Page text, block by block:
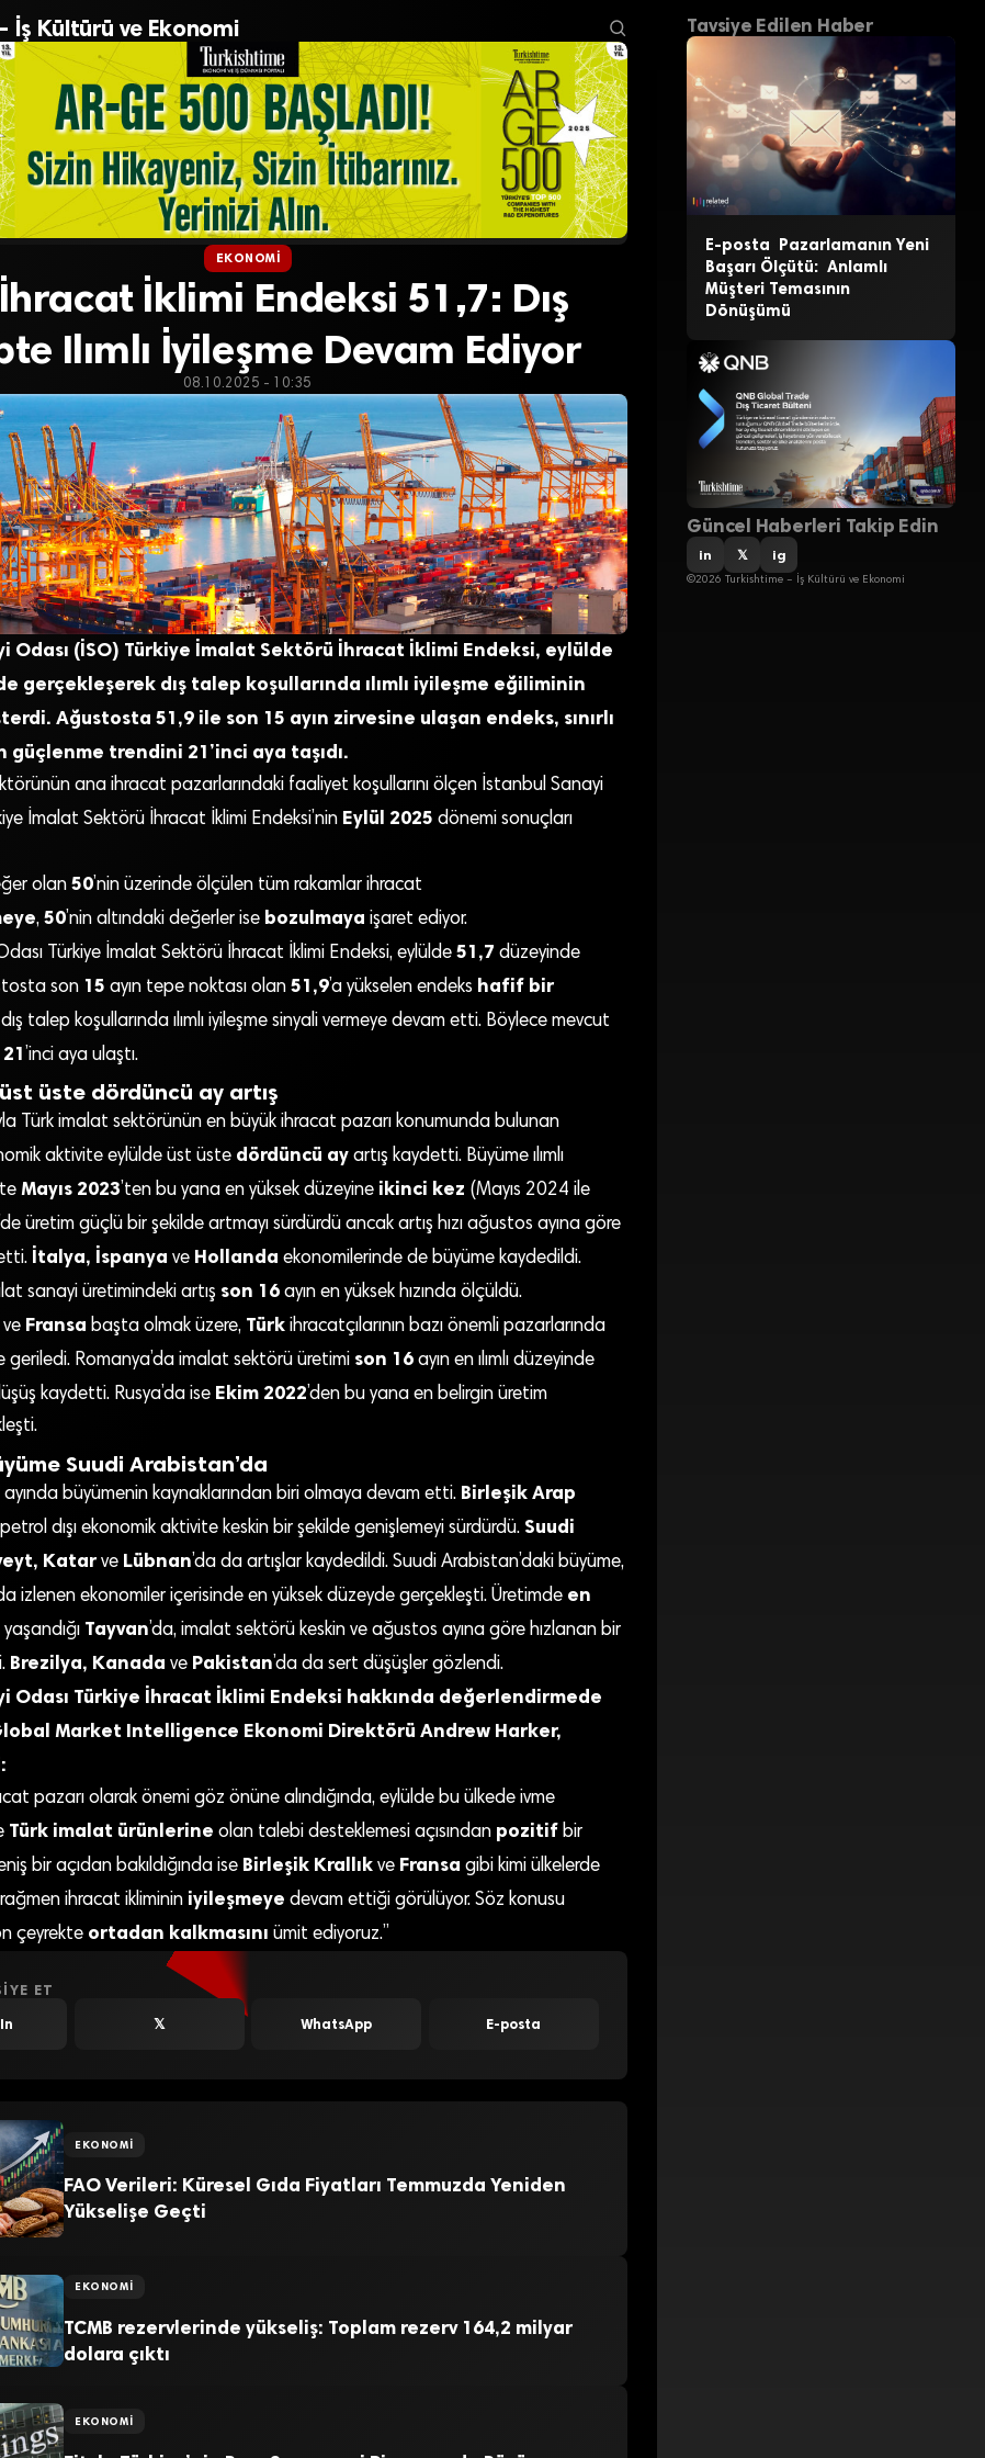
İş Kültürü ve Ekonomi
EKONOMI
İklimi Endeksi 51,7: Dış
Ilımlı İyileşme Devam Ediyor
08.10.2025 - 10:35
Odası (İSO) Türkiye İmalat Sektörü İhracat İklimi Endeksi, eylülde
gerçekleşerek dış talep koşullarında ılımlı iyileşme eğiliminin
Ağustosta 51,9 ile son 15 ayın zirvesine ulaşan endeks, sınırlı
güçlenme trendini 21’inci aya taşıdı.
ana ihracat pazarlarındaki faaliyet koşullarını ölçen İstanbul Sanayi
İmalat Sektörü İhracat İklimi Endeksi’nin Eylül 2025 dönemi sonuçları
olan 50’nin üzerinde ölçülen tüm rakamlar ihracat
, 50’nin altındaki değerler ise bozulmaya işaret ediyor.
Türkiye İmalat Sektörü İhracat İklimi Endeksi, eylülde 51,7 düzeyinde
son 15 ayın tepe noktası olan 51,9’a yükselen endeks hafif bir
talep koşullarında ılımlı iyileşme sinyali vermeye devam etti. Böylece mevcut
21’inci aya ulaştı.
üste dördüncü ay artış
Türk imalat sektörünün en büyük ihracat pazarı konumunda bulunan
aktivite eylülde üst üste dördüncü ayartış kaydetti. Büyüme ılımlı
Mayıs 2023’ten bu yana en yüksek düzeyine ikinci kez (Mayıs 2024 ile
üretim güçlü bir şekilde artmayı sürdürdü ancak artış hızı ağustos ayına göre
İtalya, İspanya ve Hollanda ekonomilerinde de büyüme kaydedildi.
sanayi üretimindeki artış son 16ayın en yüksek hızında ölçüldü.
Fransa başta olmak üzere, Türkihracatçılarının bazı önemli pazarlarında
geriledi. Romanya’da imalat sektörü üretimi son 16ayın en ılımlı düzeyinde
kaydetti. Rusya’da ise Ekim 2022’den bu yana en belirgin üretim
Suudi Arabistan’da
büyümenin kaynaklarından biri olmaya devam etti. Birleşik Arap
dışı ekonomik aktivite keskin bir şekilde genişlemeyi sürdürdü. Suudi
Katarve Lübnan’da da artışlar kaydedildi. Suudi Arabistan’daki büyüme,
izlenen ekonomiler içerisinde en yüksek düzeyde gerçekleşti. Üretimde en
Tayvan’da, imalat sektörü keskin ve ağustos ayına göre hızlanan bir
Brezilya, Kanada ve Pakistan’da da sert düşüşler gözlendi.
Odası Türkiye İhracat İklimi Endeksi hakkında değerlendirmede
Market Intelligence Ekonomi Direktörü Andrew Harker,
pazarı olarak önemi göz önüne alındığında, eylülde bu ülkede ivme
Türk imalat ürünlerine olan talebi desteklemesi açısından pozitif bir
bir açıdan bakıldığında ise Birleşik Krallıkve Fransa gibi kimi ülkelerde
rağmen ihracat ikliminin iyileşmeye devam ettiği görülüyor. Söz konusu
çeyrekte ortadan kalkmasını ümit ediyoruz.”
ET
𝕏 WhatsApp E-posta
EKONOMI
FAO Verileri: Küresel Gıda Fiyatları Temmuzda Yeniden
Yükselişe Geçti
EKONOMI
TCMB rezervlerinde yükseliş: Toplam rezerv 164,2 milyar
dolara çıktı
EKONOMI
Tavsiye Edilen Haber
E-posta Pazarlamanın Yeni
Başarı Ölçütü: Anlamlı
Müşteri Temasının
Dönüşümü
Güncel Haberleri Takip Edin
in 𝕏 ig
©2026 Turkishtime – İş Kültürü ve Ekonomi